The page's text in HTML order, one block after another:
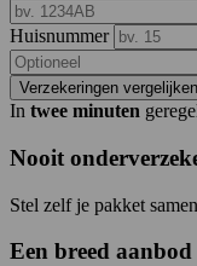
Huisnummer
Verzekeringen vergelijken
In twee minuten
Nooit
Stel zelf je pakket samen
Een breed aanbod